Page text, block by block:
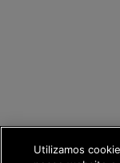
Utilizamos